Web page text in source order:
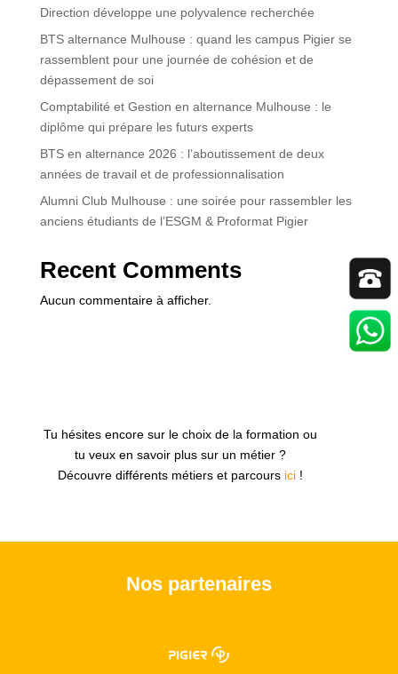
Direction développe une polyvalence recherchée
BTS alternance Mulhouse : quand les campus Pigier se
rassemblent pour une journée de cohésion et de
dépassement de soi
Comptabilité et Gestion en alternance Mulhouse : le
diplôme qui prépare les futurs experts
BTS en alternance 2026 : l’aboutissement de deux
années de travail et de professionnalisation
Alumni Club Mulhouse : une soirée pour rassembler les
anciens étudiants de l’ESGM & Proformat Pigier
Recent Comments
Aucun commentaire à afficher.
Tu hésites encore sur le choix de la formation ou
tu veux en savoir plus sur un métier ?
Découvre différents métiers et parcours ici!
Nos partenaires